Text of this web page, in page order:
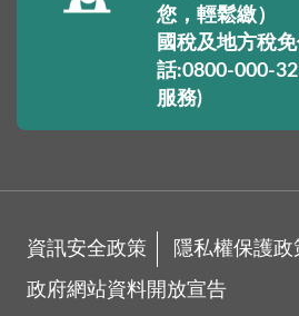
您，輕鬆繳）
國稅及地方稅
話:0800-000-
服務)
資訊安全政策 隱私權保護政
政府網站資料開放宣告